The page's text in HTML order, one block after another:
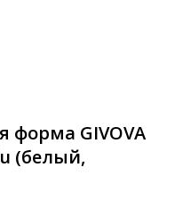
форма GIVOVA
(белый,